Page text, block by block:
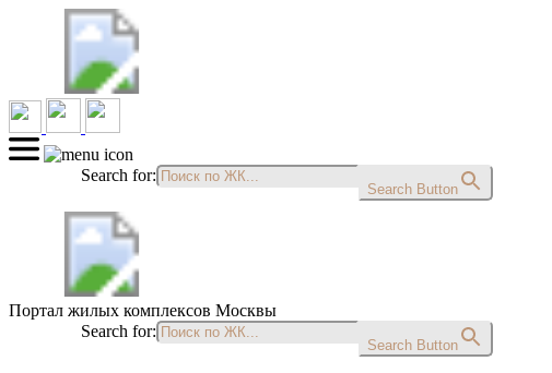
Search for:
Search Button
Портал жилых комплексов Москвы
Search for:
Search Button